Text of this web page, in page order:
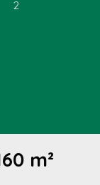
2
m²